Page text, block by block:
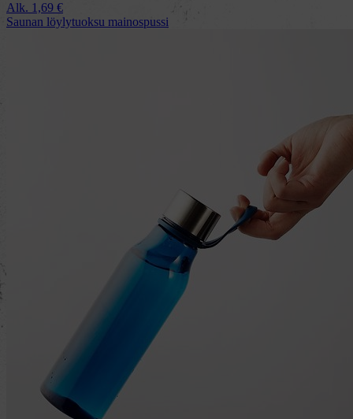
Alk. 1,69 €
Saunan löylytuoksu mainospussi